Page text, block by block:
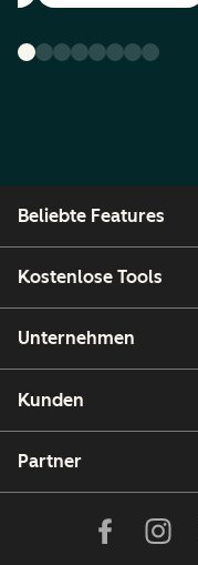
Beliebte Features
Kostenlose Tools
Unternehmen
Kunden
Partner